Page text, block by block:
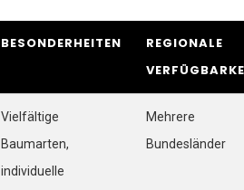
BESONDERHEITEN
REGIONALE
Vielfältige
Baumarten,
individuelle
Mehrere
Bundesländer